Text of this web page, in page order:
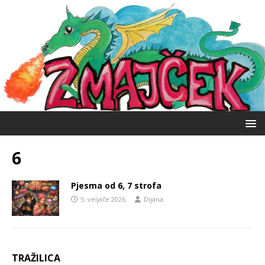
6
Pjesma od 6, 7 strofa
5. veljače 2026. Dijana
TRAŽILICA